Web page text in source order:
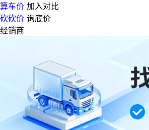
算车价 加入对比
砍砍价 询底价
经销商